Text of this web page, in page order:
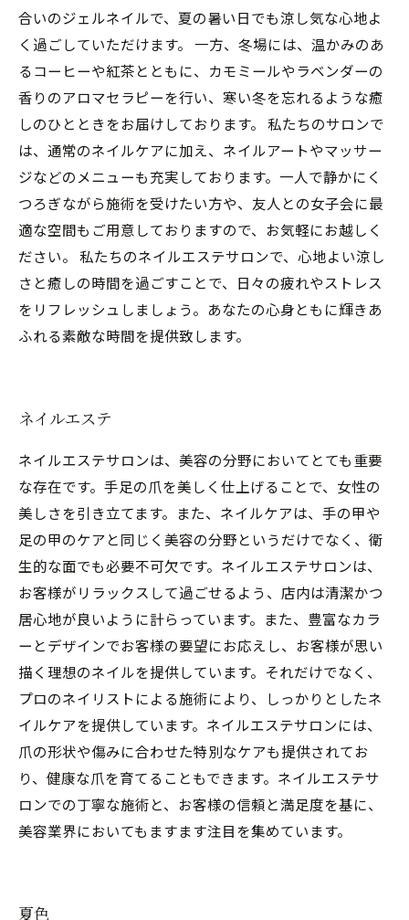
合いのジェルネイルで、夏の暑い日でも涼し気な心地よ
く過ごしていただけます。 一方、冬場には、温かみのあ
るコーヒーや紅茶とともに、カモミールやラベンダーの
香りのアロマセラピーを行い、寒い冬を忘れるような癒
しのひとときをお届けしております。 私たちのサロンで
は、通常のネイルケアに加え、ネイルアートやマッサー
ジなどのメニューも充実しております。一人で静かにく
つろぎながら施術を受けたい方や、友人との女子会に最
適な空間もご用意しておりますので、お気軽にお越しく
ださい。 私たちのネイルエステサロンで、心地よい涼し
さと癒しの時間を過ごすことで、日々の疲れやストレス
をリフレッシュしましょう。あなたの心身ともに輝きあ
ふれる素敵な時間を提供致します。
ネイルエステ
ネイルエステサロンは、美容の分野においてとても重要
な存在です。手足の爪を美しく仕上げることで、女性の
美しさを引き立てます。また、ネイルケアは、手の甲や
足の甲のケアと同じく美容の分野というだけでなく、衛
生的な面でも必要不可欠です。ネイルエステサロンは、
お客様がリラックスして過ごせるよう、店内は清潔かつ
居心地が良いように計らっています。また、豊富なカラ
ーとデザインでお客様の要望にお応えし、お客様が思い
描く理想のネイルを提供しています。それだけでなく、
プロのネイリストによる施術により、しっかりとしたネ
イルケアを提供しています。ネイルエステサロンには、
爪の形状や傷みに合わせた特別なケアも提供されてお
り、健康な爪を育てることもできます。ネイルエステサ
ロンでの丁寧な施術と、お客様の信頼と満足度を基に、
美容業界においてもますます注目を集めています。
夏色